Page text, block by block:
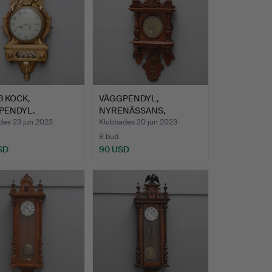
KOCK,
23 jun 2023
VÄGGPENDYL,
NYRENÄSSANS,
OMKRING ÅR 1900.
Klubbades 20 jun 2023
8 bud
90 USD